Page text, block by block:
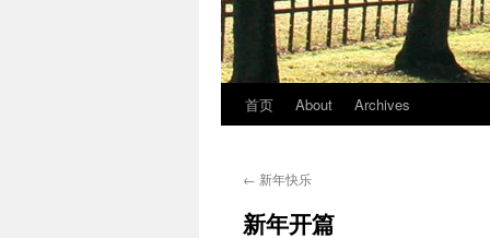
首页 About Archives
← 新年快乐
新年开篇